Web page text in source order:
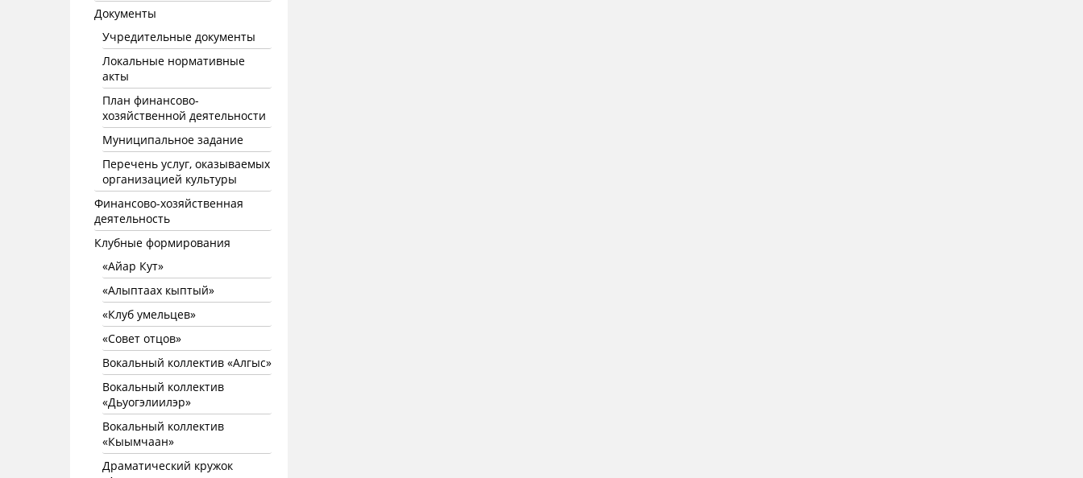
Документы
Учредительные документы
Локальные нормативные
акты
План финансово-
хозяйственной деятельности
Муниципальное задание
Перечень услуг, оказываемых
организацией культуры
Финансово-хозяйственная
деятельность
Клубные формирования
«Айар Кут»
«Алыптаах кыптый»
«Клуб умельцев»
«Совет отцов»
Вокальный коллектив «Алгыс»
Вокальный коллектив
«Дьуогэлиилэр»
Вокальный коллектив
«Кыымчаан»
Драматический кружок